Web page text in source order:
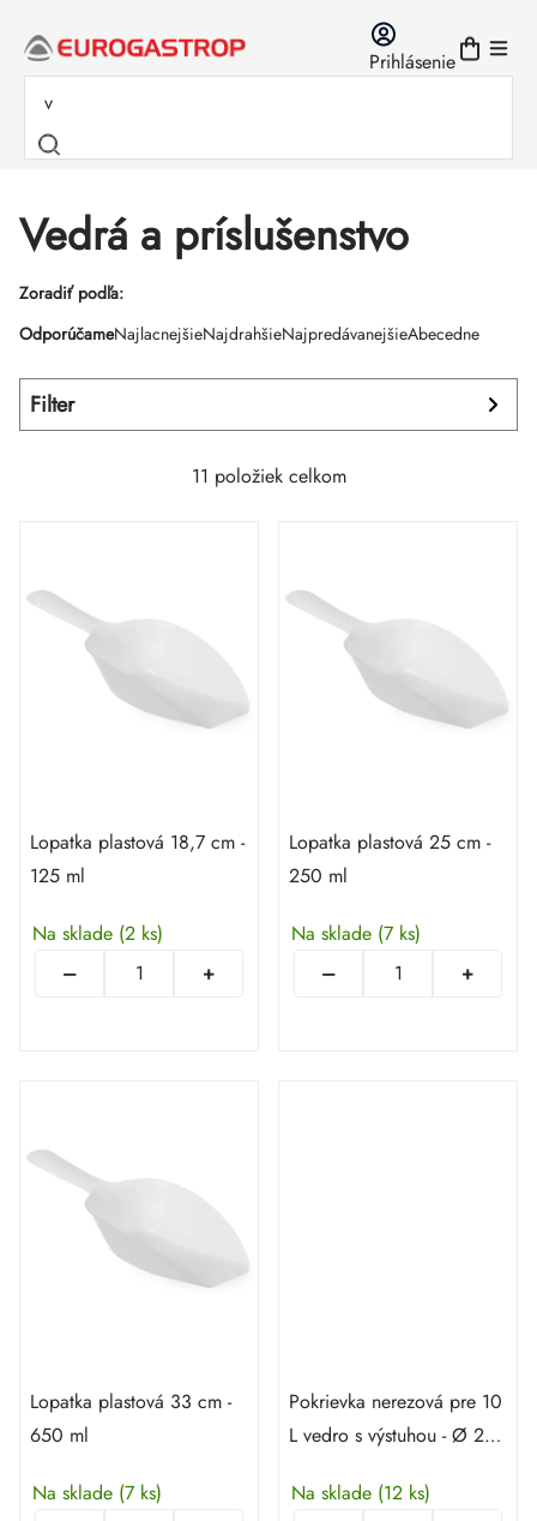
obsah
Prihlásenie
Vedrá a príslušenstvo
Zoradiť podľa:
Radenie
produktov
OdporúčameNajlacnejšieNajdrahšieNajpredávanejšieAbecedne
Filter
11 položiek celkom
Výpis
produktov
Lopatka plastová 18,7 cm -
125 ml
Na sklade (2 ks)
Lopatka plastová 25 cm -
250 ml
Na sklade (7 ks)
Lopatka plastová 33 cm -
650 ml
Na sklade (7 ks)
Pokrievka nerezová pre 10
L vedro s výstuhou - Ø 28
Na sklade (12 ks)